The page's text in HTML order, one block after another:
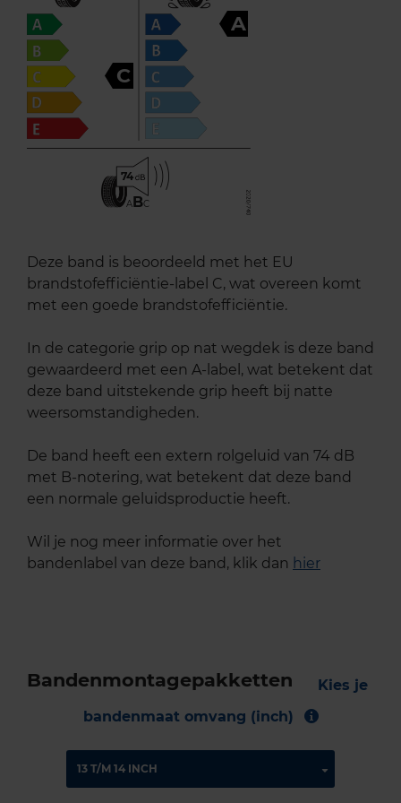
C
A
74
ABC
Deze band is beoordeeld met het EU
brandstofefficiëntie-label C, wat overeen komt
met een goede brandstofefficiëntie.
In de categorie grip op nat wegdek is deze band
gewaardeerd met een A-label, wat betekent dat
deze band uitstekende grip heeft bij natte
weersomstandigheden.
De band heeft een extern rolgeluid van 74 dB
met B-notering, wat betekent dat deze band
een normale geluidsproductie heeft.
Wil je nog meer informatie over het
bandenlabel van deze band, klik dan hier
Bandenmontagepakketten
Kies je
bandenmaat omvang (inch)